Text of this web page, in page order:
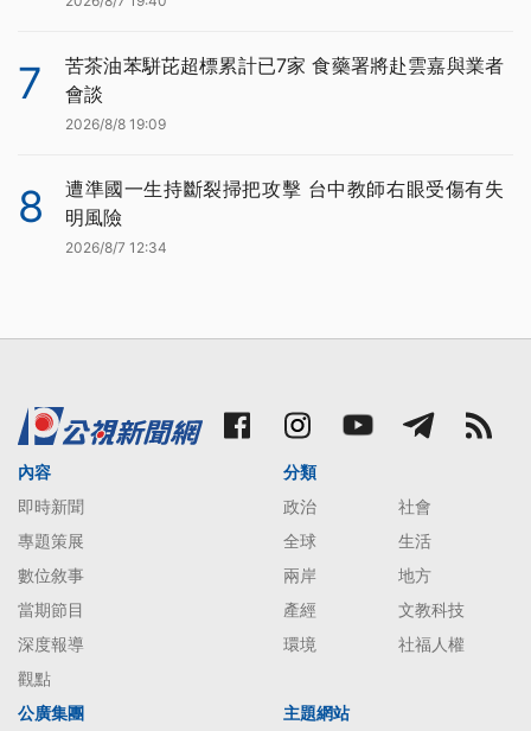
7
苦茶油苯駢芘超標累計已7家 食藥署將赴雲嘉與業者
會談
2026/8/8 19:09
8
遭準國一生持斷裂掃把攻擊 台中教師右眼受傷有失
明風險
2026/8/7 12:34
內容
即時新聞
專題策展
數位敘事
當期節目
深度報導
觀點
分類
政治
社會
全球
生活
兩岸
地方
產經
文教科技
環境
社福人權
公廣集團 主題網站